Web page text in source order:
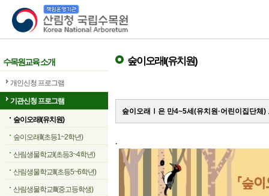
산림청 국립수목원
수목원교육 소개
개인신청 프로그램
기관신청 프로그램
숲이오래I(유치원)
숲이오래II(초등1~2학년)
산림생물학교I(초등3~4학년)
산림생물학교II(초등5~6학년)
산림생물학교III(중고등학생)
숲이오래I(유치원)
숲이오래Ⅰ은 만4~5세(유치원·어린이집단체)
.